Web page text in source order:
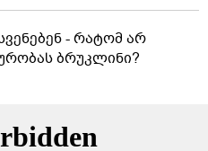
- რატომ არ
ბრუკლინი?